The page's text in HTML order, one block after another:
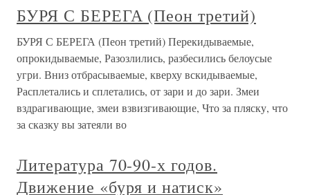
БУРЯ С БЕРЕГА (Пеон третий)
БУРЯ С БЕРЕГА (Пеон третий) Перекидываемые,
опрокидываемые, Разозлились, разбесились белоусые
угри. Вниз отбрасываемые, кверху вскидываемые,
Расплетались и сплетались, от зари и до зари. Змеи
вздрагивающие, змеи взвизгивающие, Что за пляску, что
за сказку вы затеяли во
Литература 70-90-х годов.
Движение «буря и натиск»